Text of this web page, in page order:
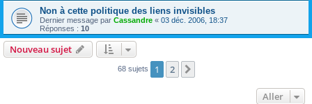
Non à cette politique des liens invisibles
Dernier message par Cassandre « 03 déc. 2006, 18:37
Réponses : 10
Nouveau sujet
68 sujets 1 2
Aller